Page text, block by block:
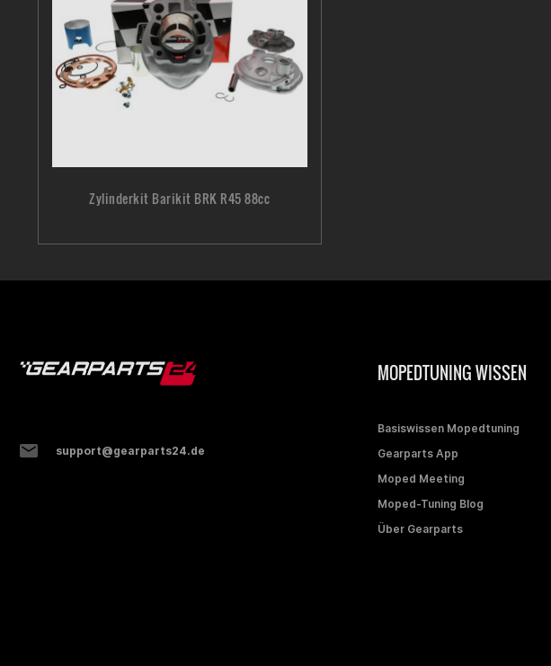
Zylinderkit Barikit BRK R45 88cc
support@gearparts24.de
MOPEDTUNING WISSEN
Basiswissen Mopedtuning
Gearparts App
Moped Meeting
Moped-Tuning Blog
Über Gearparts